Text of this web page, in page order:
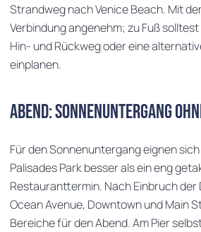
Strandweg nach Venice Beach. Mit
Verbindung angenehm; zu Fuß
Hin- und Rückweg oder eine
einplanen.
Abend: Sonnenuntergang
Für den Sonnenuntergang eignen
Palisades Park besser als ein eng
Restauranttermin. Nach Einbruch der
Ocean Avenue, Downtown und Main
Bereiche für den Abend. Am Pier